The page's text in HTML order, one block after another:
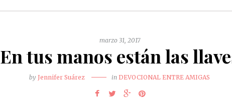
marzo 31, 2017
En tus manos están las
by Jennifer Suárez in DEVOCIONAL ENTRE AMIGAS